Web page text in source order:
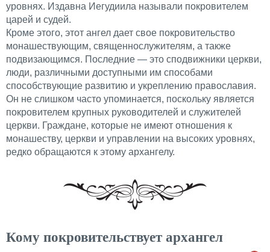
уровнях. Издавна Иегудиила называли покровителем
царей и судей.
Кроме этого, этот ангел дает свое покровительство
монашествующим, священнослужителям, а также
подвизающимся. Последние — это сподвижники церкви,
люди, различными доступными им способами
способствующие развитию и укреплению православия.
Он не слишком часто упоминается, поскольку является
покровителем крупных руководителей и служителей
церкви. Граждане, которые не имеют отношения к
монашеству, церкви и управлении на высоких уровнях,
редко обращаются к этому архангелу.
Кому покровительствует архангел